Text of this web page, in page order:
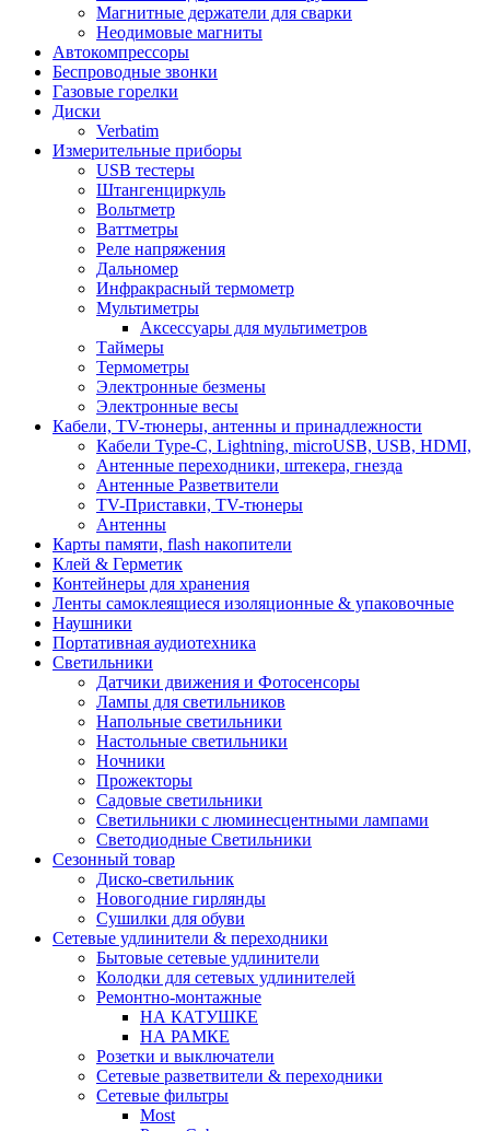
Магнитные держатели для сварки
Неодимовые магниты
Автокомпрессоры
Беспроводные звонки
Газовые горелки
Диски
Verbatim
Измерительные приборы
USB тестеры
Штангенциркуль
Вольтметр
Ваттметры
Реле напряжения
Дальномер
Инфракрасный термометр
Мультиметры
Аксессуары для мультиметров
Таймеры
Термометры
Электронные безмены
Электронные весы
Кабели, TV-тюнеры, антенны и принадлежности
Кабели Type-C, Lightning, microUSB, USB, HDMI,
Антенные переходники, штекера, гнезда
Антенные Разветвители
TV-Приставки, TV-тюнеры
Антенны
Карты памяти, flash накопители
Клей & Герметик
Контейнеры для хранения
Ленты самоклеящиеся изоляционные & упаковочные
Наушники
Портативная аудиотехника
Светильники
Датчики движения и Фотосенсоры
Лампы для светильников
Напольные светильники
Настольные светильники
Ночники
Прожекторы
Садовые светильники
Светильники с люминесцентными лампами
Светодиодные Светильники
Сезонный товар
Диско-светильник
Новогодние гирлянды
Сушилки для обуви
Сетевые удлинители & переходники
Бытовые сетевые удлинители
Колодки для сетевых удлинителей
Ремонтно-монтажные
НА КАТУШКЕ
НА РАМКЕ
Розетки и выключатели
Сетевые разветвители & переходники
Сетевые фильтры
Most